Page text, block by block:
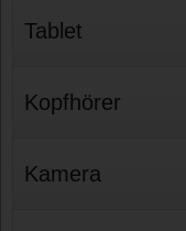
Tablet
Kopfhörer
Kamera